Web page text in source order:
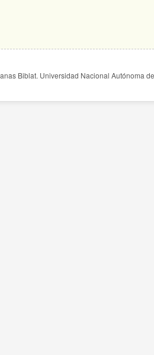
Biblat. Universidad Nacional Autónoma